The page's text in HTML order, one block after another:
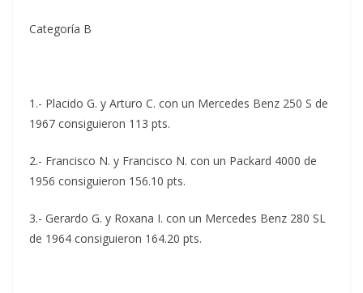
Categoría B
1.- Placido G. y Arturo C. con un Mercedes Benz 250 S de
1967 consiguieron 113 pts.
2.- Francisco N. y Francisco N. con un Packard 4000 de
1956 consiguieron 156.10 pts.
3.- Gerardo G. y Roxana I. con un Mercedes Benz 280 SL
de 1964 consiguieron 164.20 pts.